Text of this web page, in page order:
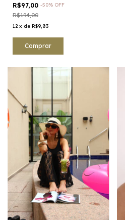
R$97,00 -50% OFF
R$194,00
12 x de R$9,83
Comprar